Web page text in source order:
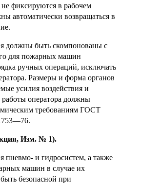
фиксируются в рабочем
автоматически возвращаться в
должны быть скомпонованы с
для пожарных машин
ручных операций, исключать
Размеры и форма органов
усилия воздействия и
оператора должны
требованиям ГОСТ
Изм. № 1).
пневмо- и гидросистем, а также
машин в случае их
безопасной при